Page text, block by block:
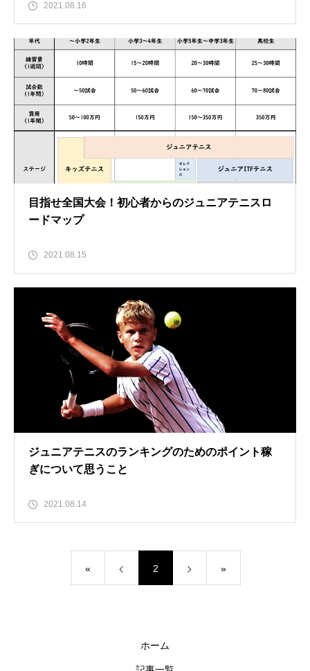
2021.08.16
目指せ全国大会！初心者からのジュニアテニスロ
ードマップ
2021.08.15
ジュニアテニスのランキングのためのポイント稼
ぎについて思うこと
2021.08.14
« 2 »
ホーム